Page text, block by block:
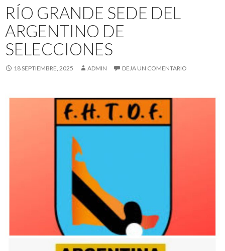
RÍO GRANDE SEDE DEL
ARGENTINO DE
SELECCIONES
18 SEPTIEMBRE, 2025 ADMIN DEJA UN COMENTARIO